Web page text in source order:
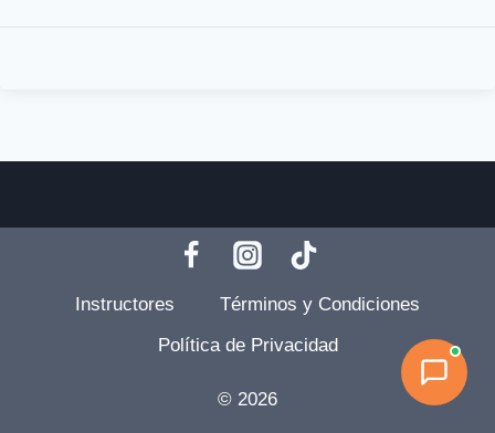
Instructores
Términos y Condiciones
Política de Privacidad
© 2026